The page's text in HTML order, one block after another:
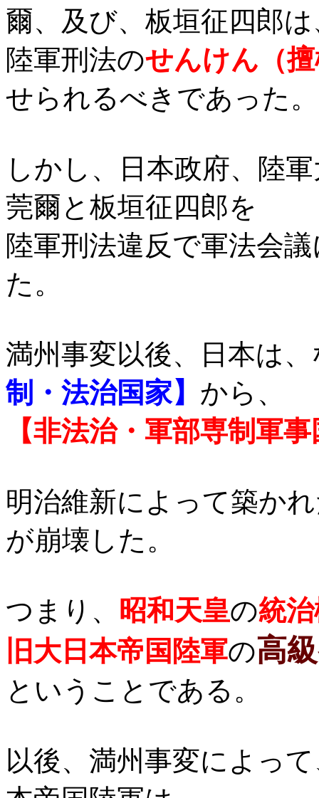
爾、及び、板垣征四郎は
陸軍刑法のせんけん（
せられるべきであった。
しかし、日本政府、陸
莞爾と板垣征四郎を
陸軍刑法違反で軍法会
た。
満州事変以後、日本は
制・法治国家】 から、
【非法治・軍部専制軍
明治維新によって築か
が崩壊した。
つまり、 昭和天皇の統
旧大日本帝国陸軍の高
ということである。
以後、満州事変によっ